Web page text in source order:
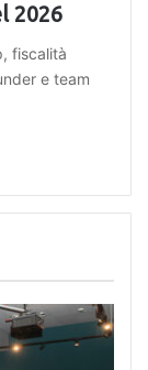
2026
fiscalità
e team